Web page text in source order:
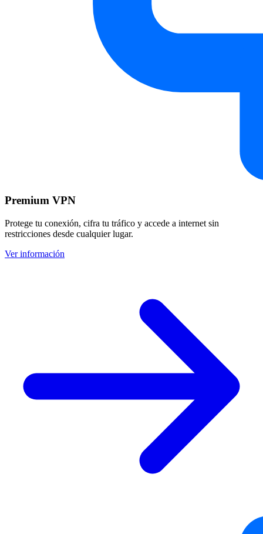
Premium VPN
Protege tu conexión, cifra tu tráfico y accede a internet sin
restricciones desde cualquier lugar.
Ver información